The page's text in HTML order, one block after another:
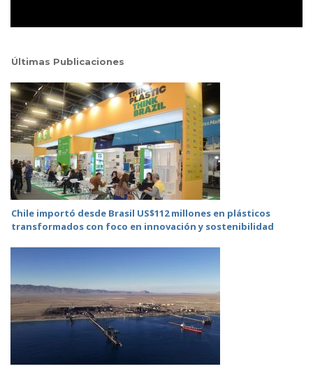
Últimas Publicaciones
Chile importó desde Brasil US$112 millones en plásticos
transformados con foco en innovación y sostenibilidad